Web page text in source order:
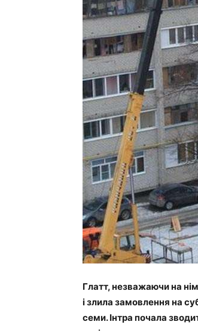
Глатт, незважаючи на
і злила замовлення на
семи. Інтра почала